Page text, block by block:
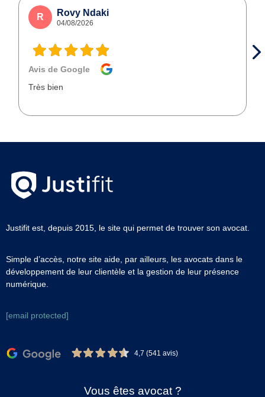
R Rovy Ndaki
04/08/2026
Avis de Google
Très bien
Justifit est, depuis 2015, le site qui permet de trouver son avocat.
Simple d’accès, notre site aide, par ailleurs, les avocats dans le
développement de leur clientèle et la gestion de leur présence
numérique.
[email protected]
4,7 (541 avis)
Vous êtes avocat ?